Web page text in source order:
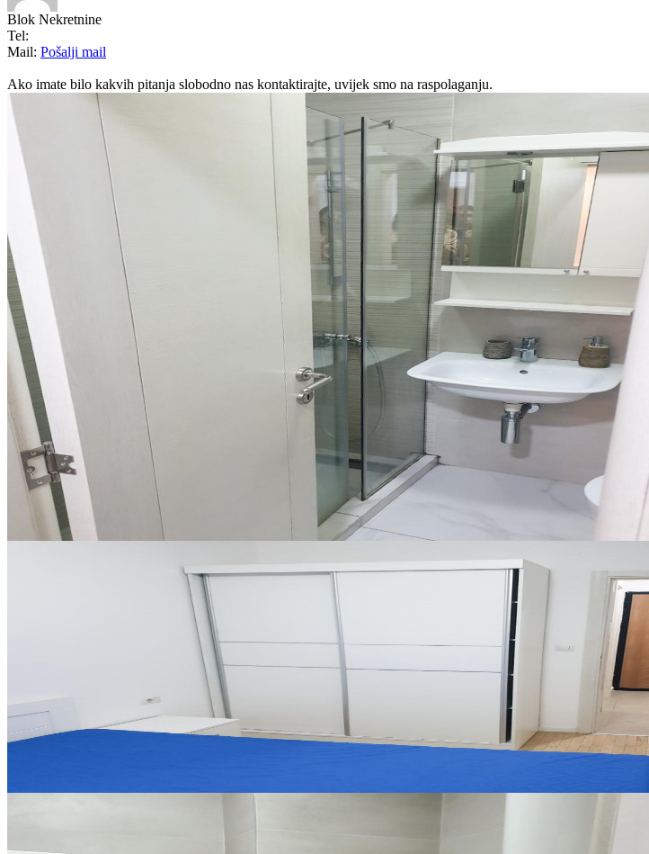
Blok Nekretnine
Tel:
Mail: Pošalji mail
Ako imate bilo kakvih pitanja slobodno nas kontaktirajte, uvijek smo na raspolaganju.